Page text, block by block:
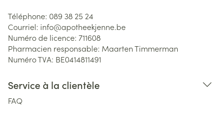
Téléphone: 089 38 25 24
Courriel: info@apotheekjenne.be
Numéro de licence: 711608
Pharmacien responsable: Maarten Timmerman
Numéro TVA: BE0414811491
Service à la clientèle
FAQ